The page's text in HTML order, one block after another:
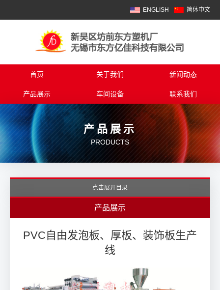
ENGLISH 简体中文
首页 关于我们 新闻动态
产品展示 车间设备 联系我们
产品展示
PRODUCTS
点击展开目录
产品展示
PVC自由发泡板、厚板、装饰板生产
线